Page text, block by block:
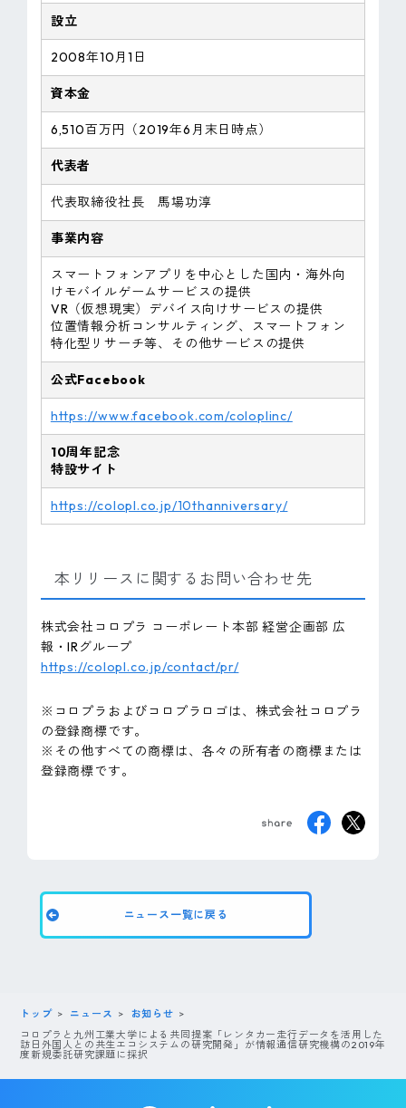
設立
2008年10月1日
資本金
6,510百万円（2019年6月末日時点）
代表者
代表取締役社長 馬場功淳
事業内容
スマートフォンアプリを中心とした国内・海外向
けモバイルゲームサービスの提供
VR（仮想現実）デバイス向けサービスの提供
位置情報分析コンサルティング、スマートフォン
特化型リサーチ等、その他サービスの提供
公式Facebook
https://www.facebook.com/coloplinc/
10周年記念
特設サイト
https://colopl.co.jp/10thanniversary/
本リリースに関するお問い合わせ先
株式会社コロプラ コーポレート本部 経営企画部 広
報・IRグループ
https://colopl.co.jp/contact/pr/
※コロプラおよびコロプラロゴは、株式会社コロプラ
の登録商標です。
※その他すべての商標は、各々の所有者の商標または
登録商標です。
ニュース一覧に戻る
トップ ニュース
お知らせ
コロプラと九州工業大学による共同提案「レンタカー走行データを活用した
訪日外国人との共生エコシステムの研究開発」が情報通信研究機構の2019年
度新規委託研究課題に採択